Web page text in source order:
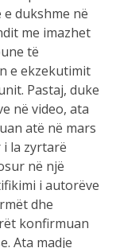
dukshme në
me imazhet
të
e ekzekutimit
Pastaj, duke
në video, ata
atë në mars
i la zyrtarë
në një
i autorëve
dhe
konfirmuan
Ata madje